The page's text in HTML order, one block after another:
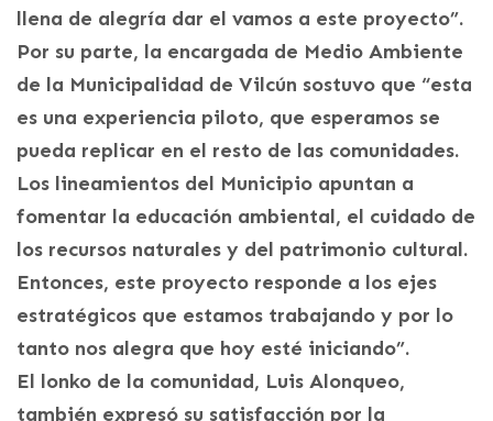
llena de alegría dar el vamos a este proyecto”.
Por su parte, la encargada de Medio Ambiente
de la Municipalidad de Vilcún sostuvo que “esta
es una experiencia piloto, que esperamos se
pueda replicar en el resto de las comunidades.
Los lineamientos del Municipio apuntan a
fomentar la educación ambiental, el cuidado de
los recursos naturales y del patrimonio cultural.
Entonces, este proyecto responde a los ejes
estratégicos que estamos trabajando y por lo
tanto nos alegra que hoy esté iniciando”.
El lonko de la comunidad, Luis Alonqueo,
también expresó su satisfacción por la